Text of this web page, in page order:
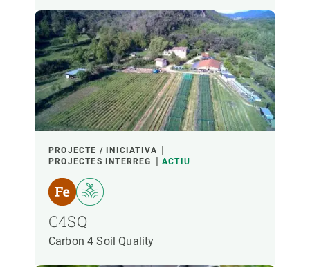
PROJECTE / INICIATIVA
PROJECTES INTERREG
ACTIU
C4SQ
Carbon 4 Soil Quality